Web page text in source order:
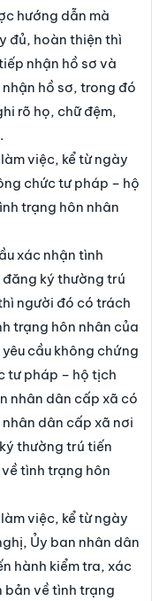
hướng dẫn mà
đủ, hoàn thiện thì
nhận hồ sơ và
hồ sơ, trong đó
rõ họ, chữ đệm,
việc, kể từ ngày
chức tư pháp – hộ
trạng hôn nhân
xác nhận tình
ký thường trú
người đó có trách
trạng hôn nhân của
cầu không chứng
tư pháp – hộ tịch
nhân dân cấp xã có
dân cấp xã nơi
thường trú tiến
tình trạng hôn
việc, kể từ ngày
Ủy ban nhân dân
hành kiểm tra, xác
bản về tình trạng